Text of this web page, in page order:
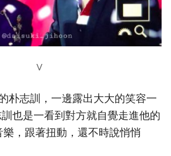
V
朴志訓，一邊露出大大的笑容一
也是一看到對方就自覺走進他的
，跟著扭動，還不時說悄悄